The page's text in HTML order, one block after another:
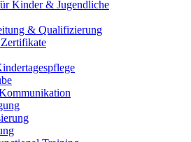
Kinder & Jugendliche
& Qualifizierung